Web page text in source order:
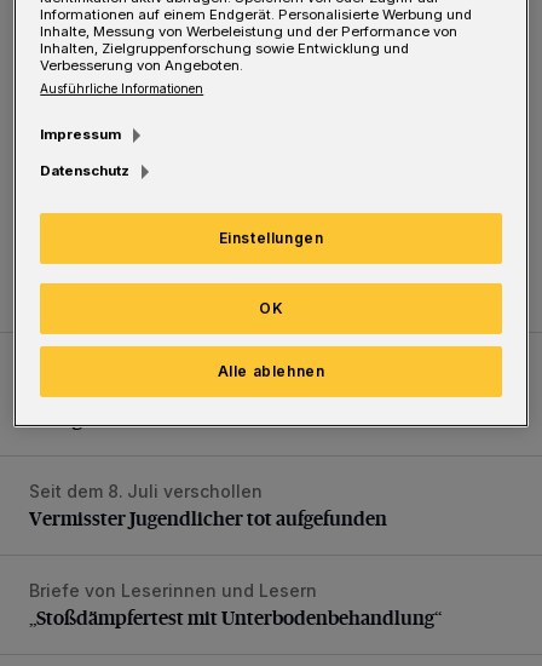
Langerfeld
Schwerer Unfall mit 2,48 Promille
WSV: Übertragung im Barmer Bahnhof und klare Ansage
WSV: Übertragung im Barmer Bahnhof und klare
Vermisster Jugendlicher tot aufgefunden
Seit dem 8. Juli verschollen
Vermisster Jugendlicher tot aufgefunden
„Stoßdämpfertest mit Unterbodenbehandlung“
Briefe von Leserinnen und Lesern
„Stoßdämpfertest mit Unterbodenbehandlung“
Informationen auf einem Endgerät. Personalisierte Werbung und
Inhalte, Messung von Werbeleistung und der Performance von
Inhalten, Zielgruppenforschung sowie Entwicklung und
Verbesserung von Angeboten.
Ausführliche Informationen
Impressum
Datenschutz
Einstellungen
Alle ablehnen
OK